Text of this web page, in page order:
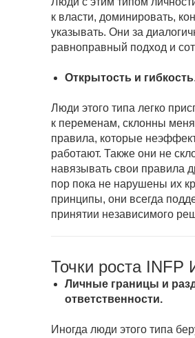
к власти, доминировать,
указывать. Они за
равноправный подход и
Открытость и гибкость.
Люди этого типа легко
к переменам, склонны
правила, которые
работают. Также они не
навязывать свои правила
пор пока не нарушены их
принципы, они всегда
принятии независимого
Точки роста INFP
Личные границы и
ответственности.
Иногда люди этого типа